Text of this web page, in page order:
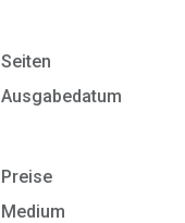
Seiten
Ausgabedatum
Preise
Medium